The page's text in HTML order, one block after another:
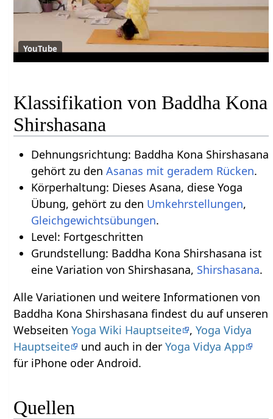
YouTube
Klassifikation von Baddha Kona
Shirshasana
Dehnungsrichtung: Baddha Kona Shirshasana
gehört zu den Asanas mit geradem Rücken.
Körperhaltung: Dieses Asana, diese Yoga
Übung, gehört zu den Umkehrstellungen,
Gleichgewichtsübungen.
Level: Fortgeschritten
Grundstellung: Baddha Kona Shirshasana ist
eine Variation von Shirshasana, Shirshasana.
Alle Variationen und weitere Informationen von
Baddha Kona Shirshasana findest du auf unseren
WebseitenYoga Wiki Hauptseite ,Yoga Vidya
Hauptseite
und auch in derYoga Vidya App
für iPhone oder Android.
Quellen